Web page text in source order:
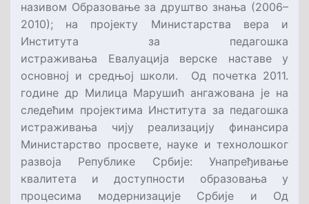
називом Образовање за друштво знања (2006–
2010); на пројекту Министарства вера и
Института за педагошка
истраживања Евалуација верске наставе у
основној и средњој школи. Од почетка 2011.
године др Милица Марушић ангажована је на
следећим пројектима Института за педагошка
истраживања чију реализацију финансира
Министарство просвете, науке и технолошког
развоја Републике Србије: Унапређивање
квалитета и доступности образовања у
процесима модернизације Србије и Од